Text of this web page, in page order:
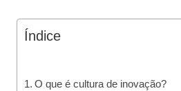
Índice
O que é cultura de inovação?